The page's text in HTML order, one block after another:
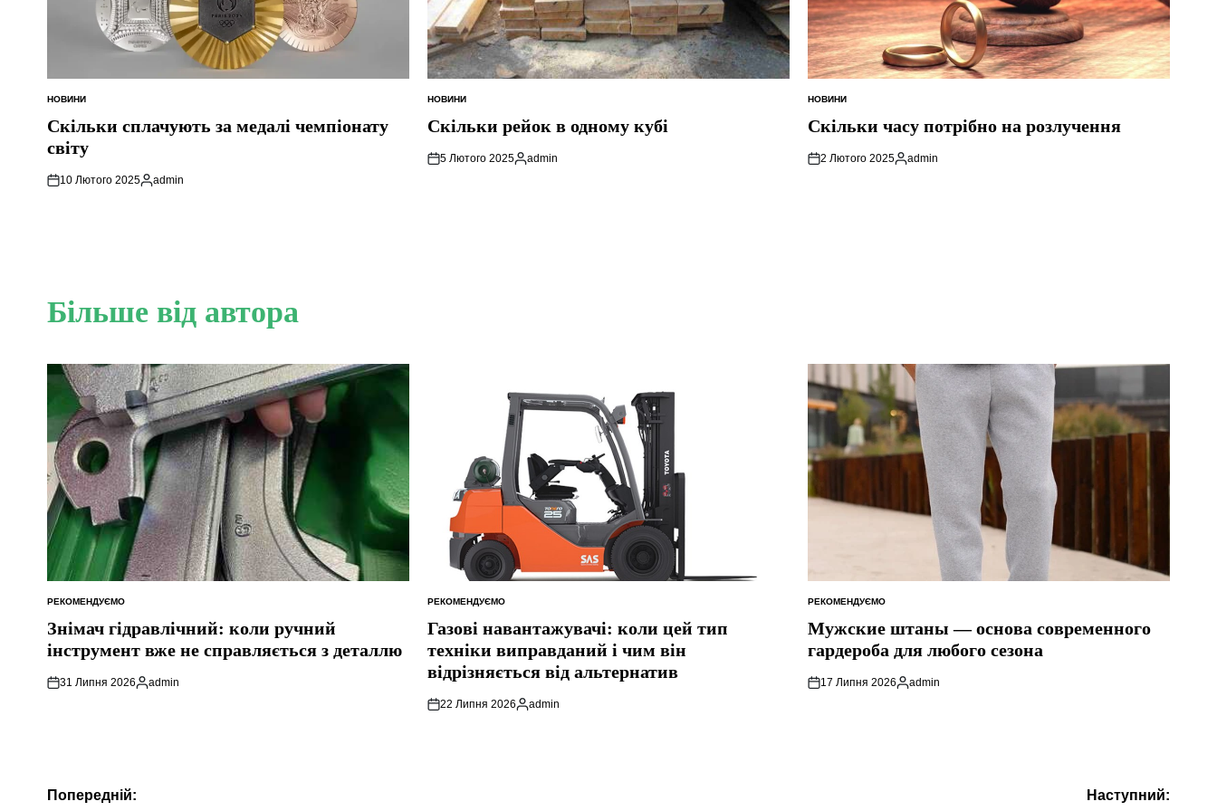
ОПУБЛІКУВАТИ
НОВИНИ
Скільки сплачують за медалі чемпіонату
світу
10 Лютого 2025
Опубліковано
admin
ОПУБЛІКУВАТИ
НОВИНИ
Скільки рейок в одному кубі
5 Лютого 2025
Опубліковано
admin
ОПУБЛІКУВАТИ
НОВИНИ
Скільки часу потрібно на розлучення
2 Лютого 2025
Опубліковано
admin
Більше від автора
ОПУБЛІКУВАТИ
РЕКОМЕНДУЄМО
Знімач гідравлічний: коли ручний
інструмент вже не справляється з деталлю
31 Липня 2026
Опубліковано
admin
ОПУБЛІКУВАТИ
РЕКОМЕНДУЄМО
Газові навантажувачі: коли цей тип
техніки виправданий і чим він
відрізняється від альтернатив
22 Липня 2026
Опубліковано
admin
ОПУБЛІКУВАТИ
РЕКОМЕНДУЄМО
Мужские штаны — основа современного
гардероба для любого сезона
17 Липня 2026
Опубліковано
admin
Навігація
Попередній: Наступний: